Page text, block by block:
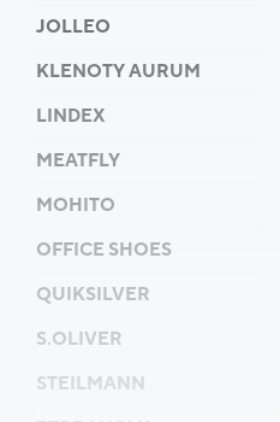
JOLLEO
KLENOTY AURUM
LINDEX
MEATFLY
MOHITO
OFFICE SHOES
QUIKSILVER
S.OLIVER
STEILMANN